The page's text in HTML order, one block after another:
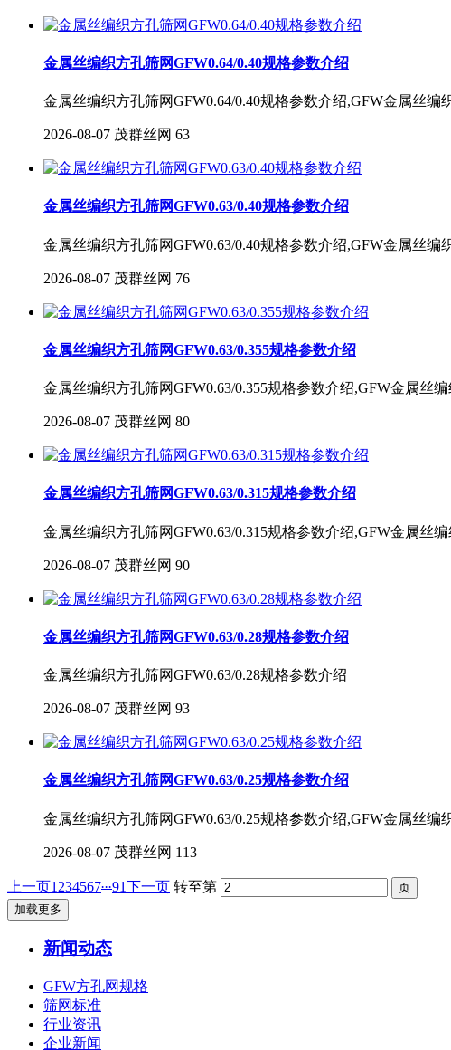
金属丝编织方孔筛网GFW0.64/0.40规格参数介绍
金属丝编织方孔筛网GFW0.64/0.40规格参数介绍,GFW金属丝
2026-08-07 茂群丝网 63
金属丝编织方孔筛网GFW0.63/0.40规格参数介绍
金属丝编织方孔筛网GFW0.63/0.40规格参数介绍,GFW金属丝
2026-08-07 茂群丝网 76
金属丝编织方孔筛网GFW0.63/0.355规格参数介绍
金属丝编织方孔筛网GFW0.63/0.355规格参数介绍,GFW金属丝
2026-08-07 茂群丝网 80
金属丝编织方孔筛网GFW0.63/0.315规格参数介绍
金属丝编织方孔筛网GFW0.63/0.315规格参数介绍,GFW金属丝
2026-08-07 茂群丝网 90
金属丝编织方孔筛网GFW0.63/0.28规格参数介绍
金属丝编织方孔筛网GFW0.63/0.28规格参数介绍
2026-08-07 茂群丝网 93
金属丝编织方孔筛网GFW0.63/0.25规格参数介绍
金属丝编织方孔筛网GFW0.63/0.25规格参数介绍,GFW金属丝
2026-08-07 茂群丝网 113
上一页1 234567...91下一页 转至第
加载更多
新闻动态
GFW方孔网规格
筛网标准
行业资讯
企业新闻